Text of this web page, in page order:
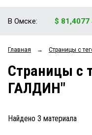
ОБЩЕСТВО
ЗАКОН
НОВОСТИ КОМПАНИЙ
ПРОИСШЕСТВИЯ
В Омске: $ 81,4077
Главная → Страницы c
Страницы c
ГАЛДИН"
Найдено 3 материала